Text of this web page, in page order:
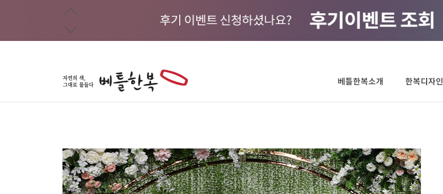
베틀한복소개 한복디자인